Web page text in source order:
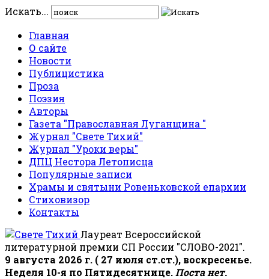
Искать...
Главная
О сайте
Новости
Публицистика
Проза
Поэзия
Авторы
Газета "Православная Луганщина "
Журнал "Свете Тихий"
Журнал "Уроки веры"
ДПЦ Нестора Летописца
Популярные записи
Храмы и святыни Ровеньковской епархии
Стиховизор
Контакты
Лауреат Всероссийской
литературной премии СП России "СЛОВО-2021".
9 августа 2026 г. ( 27 июля ст.ст.), воскресенье.
Неделя 10-я по Пятидесятнице. Поста нет.